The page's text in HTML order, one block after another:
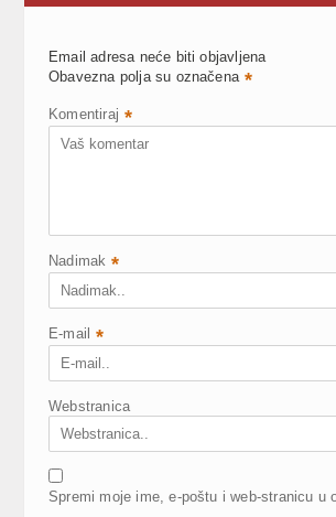
Email adresa neće biti objavljena
Obavezna polja su označena *
Komentiraj *
Nadimak *
E-mail *
Webstranica
Spremi moje ime, e-poštu i web-stranicu u